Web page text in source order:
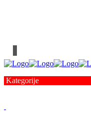
Kategorije